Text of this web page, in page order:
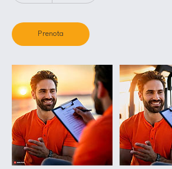
Prenota